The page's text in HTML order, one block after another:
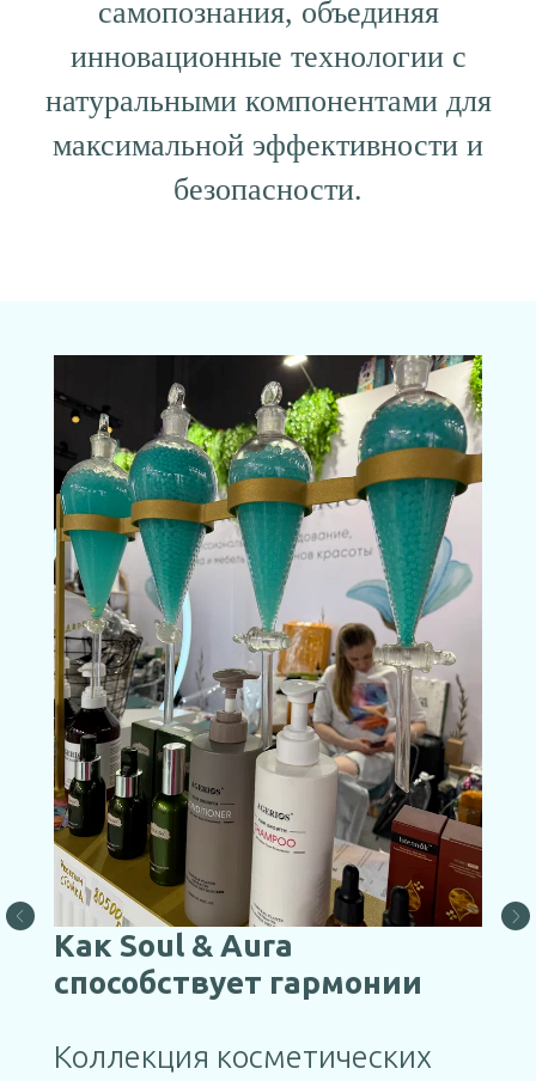
самопознания, объединяя
инновационные технологии с
натуральными компонентами для
максимальной эффективности и
безопасности.
Как Soul & Aura
способствует гармонии
Коллекция косметических